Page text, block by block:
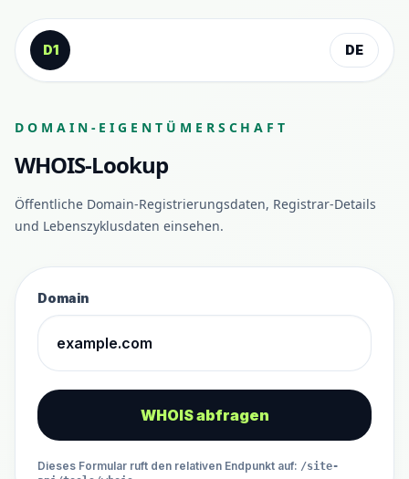
Zum Inhalt springen
D1
DE
DOMAIN-EIGENTÜMERSCHAFT
WHOIS-Lookup
Öffentliche Domain-Registrierungsdaten, Registrar-Details
und Lebenszyklusdaten einsehen.
Domain
WHOIS abfragen
Dieses Formular ruft den relativen Endpunkt auf: /site-